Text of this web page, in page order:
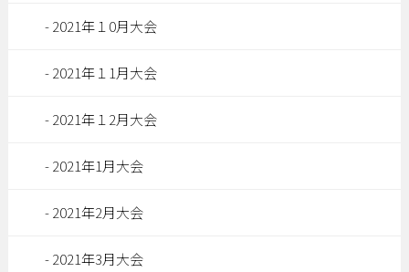
2021年１0月大会
2021年１1月大会
2021年１2月大会
2021年1月大会
2021年2月大会
2021年3月大会